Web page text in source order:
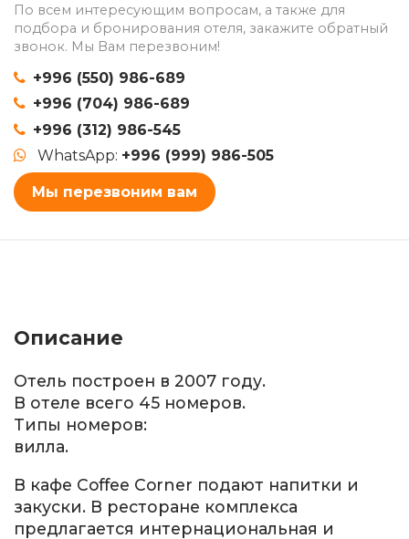
По всем интересующим вопросам, а также для
подбора и бронирования отеля, закажите обратный
звонок. Мы Вам перезвоним!
+996 (550) 986-689
+996 (704) 986-689
+996 (312) 986-545
WhatsApp: +996 (999) 986-505
Мы перезвоним вам
Описание
Отель построен в 2007 году.
В отеле всего 45 номеров.
Типы номеров:
вилла.
В кафе Coffee Corner подают напитки и
закуски. В ресторане комплекса
предлагается интернациональная и